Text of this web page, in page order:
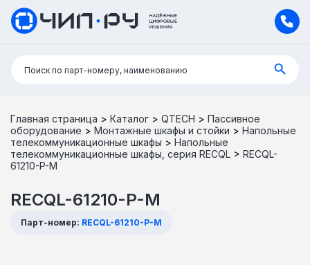
Поиск:
Поиск по парт-номеру, наименованию
Главная страница > Каталог > QTECH > Пассивное
оборудование > Монтажные шкафы и стойки > Напольные
телекоммуникационные шкафы > Напольные
телекоммуникационные шкафы, серия RECQL > RECQL-
61210-P-M
RECQL-61210-P-M
Парт-номер: RECQL-61210-P-M